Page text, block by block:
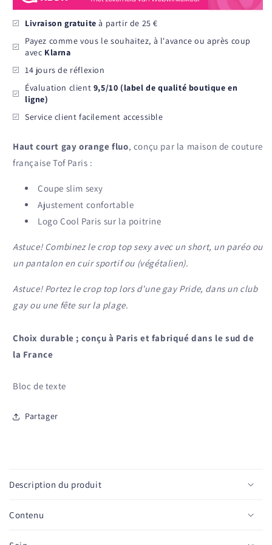
-
Orange
-
Livraison gratuite à partir de 25 €
Payez comme vous le souhaitez, à l'avance ou après coup
avec Klarna
14 jours de réflexion
Évaluation client 9,5/10 (label de qualité boutique en
ligne)
Service client facilement accessible
Haut court gay orange fluo, conçu par la maison de couture
française Tof Paris :
Coupe slim sexy
Ajustement confortable
Logo Cool Paris sur la poitrine
Astuce! Combinez le crop top sexy avec un short, un paréo ou
un pantalon en cuir sportif ou (végétalien).
Astuce! Portez le crop top lors d'une gay Pride, dans un club
gay ou une fête sur la plage.
Choix durable ; conçu à Paris et fabriqué dans le sud de
la France
Bloc de texte
Partager
n
t
e
n
Description du produit
Contenu